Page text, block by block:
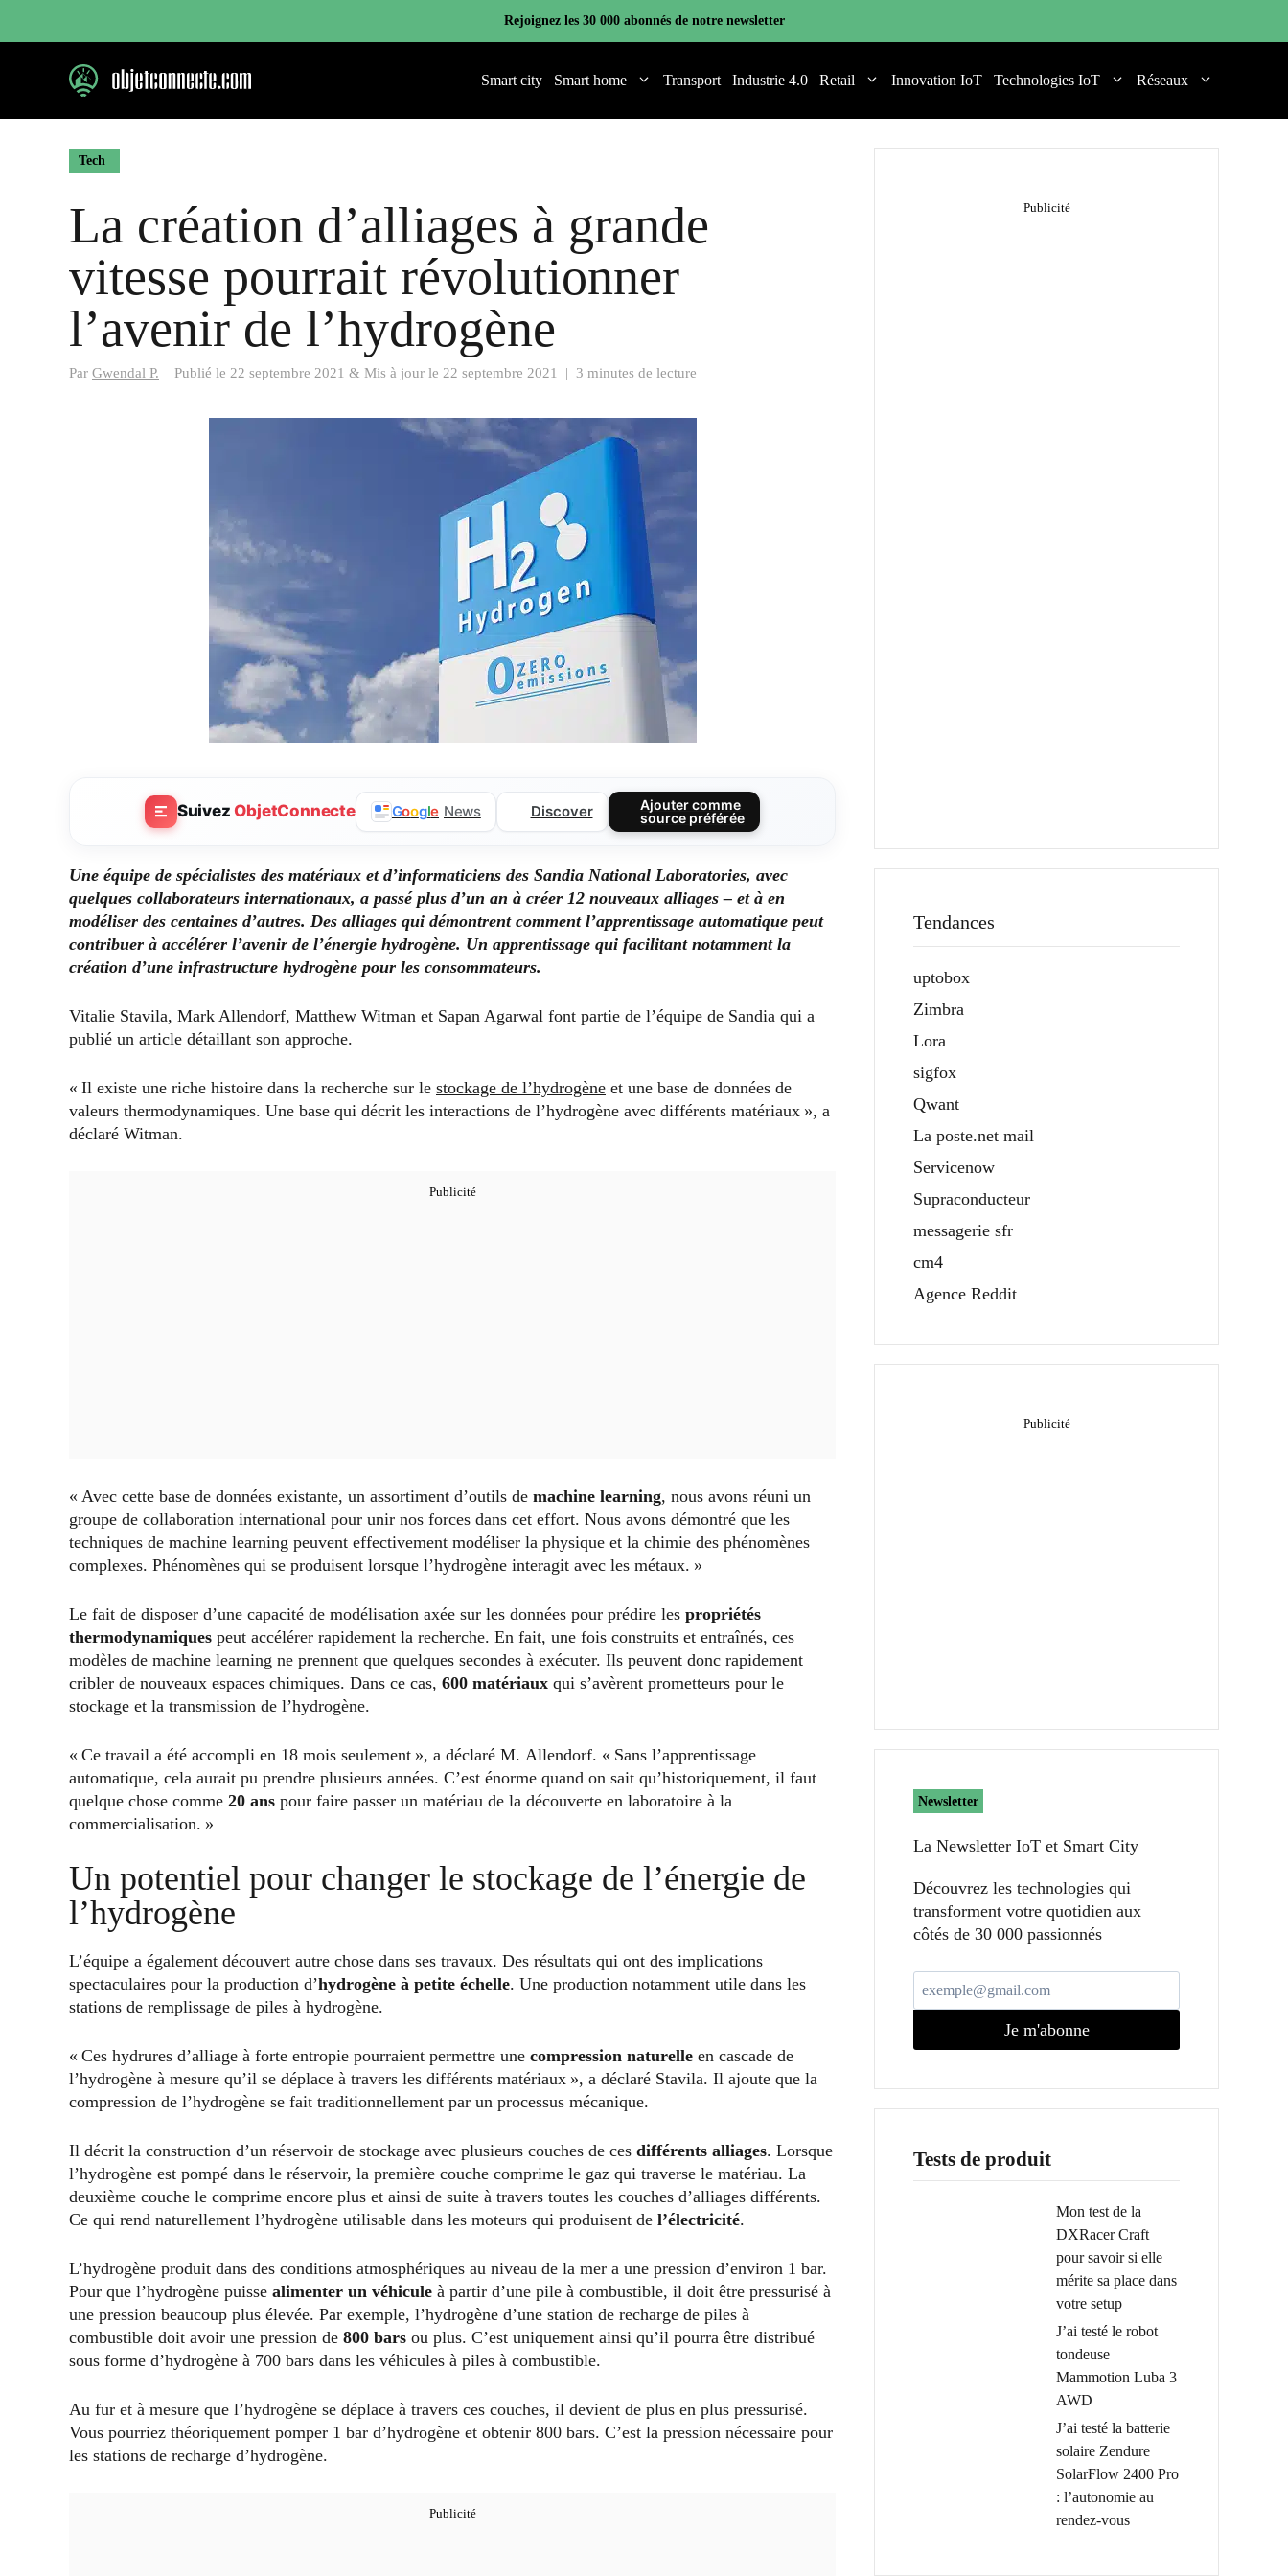
Rejoignez les 30 000 abonnés de notre newsletter
Smart city Smart home Transport Industrie 4.0 Retail Innovation IoT Technologies IoT Réseaux
Tech
La création d’alliages à grande
vitesse pourrait révolutionner
l’avenir de l’hydrogène
Par Gwendal P. Publié le 22 septembre 2021 & Mis à jour le 22 septembre 2021 | 3 minutes de lecture
SuivezObjetConnecte Google News Discover
Ajouter comme
source préférée
Une équipe de spécialistes des matériaux et d’informaticiens des Sandia National Laboratories, avec
quelques collaborateurs internationaux, a passé plus d’un an à créer 12 nouveaux alliages – et à en
modéliser des centaines d’autres. Des alliages qui démontrent comment l’apprentissage automatique peut
contribuer à accélérer l’avenir de l’énergie hydrogène. Un apprentissage qui facilitant notamment la
création d’une infrastructure hydrogène pour les consommateurs.
Vitalie Stavila, Mark Allendorf, Matthew Witman et Sapan Agarwal font partie de l’équipe de Sandia qui a
publié un article détaillant son approche.
« Il existe une riche histoire dans la recherche sur le stockage de l’hydrogène et une base de données de
valeurs thermodynamiques. Une base qui décrit les interactions de l’hydrogène avec différents matériaux », a
déclaré Witman.
« Avec cette base de données existante, un assortiment d’outils de machine learning, nous avons réuni un
groupe de collaboration international pour unir nos forces dans cet effort. Nous avons démontré que les
techniques de machine learning peuvent effectivement modéliser la physique et la chimie des phénomènes
complexes. Phénomènes qui se produisent lorsque l’hydrogène interagit avec les métaux. »
Le fait de disposer d’une capacité de modélisation axée sur les données pour prédire les propriétés
thermodynamiques peut accélérer rapidement la recherche. En fait, une fois construits et entraînés, ces
modèles de machine learning ne prennent que quelques secondes à exécuter. Ils peuvent donc rapidement
cribler de nouveaux espaces chimiques. Dans ce cas, 600 matériaux qui s’avèrent prometteurs pour le
stockage et la transmission de l’hydrogène.
« Ce travail a été accompli en 18 mois seulement », a déclaré M. Allendorf. « Sans l’apprentissage
automatique, cela aurait pu prendre plusieurs années. C’est énorme quand on sait qu’historiquement, il faut
quelque chose comme 20 ans pour faire passer un matériau de la découverte en laboratoire à la
commercialisation. »
Un potentiel pour changer le stockage de l’énergie de
l’hydrogène
L’équipe a également découvert autre chose dans ses travaux. Des résultats qui ont des implications
spectaculaires pour la production d’hydrogène à petite échelle. Une production notamment utile dans les
stations de remplissage de piles à hydrogène.
« Ces hydrures d’alliage à forte entropie pourraient permettre une compression naturelle en cascade de
l’hydrogène à mesure qu’il se déplace à travers les différents matériaux », a déclaré Stavila. Il ajoute que la
compression de l’hydrogène se fait traditionnellement par un processus mécanique.
Il décrit la construction d’un réservoir de stockage avec plusieurs couches de ces différents alliages. Lorsque
l’hydrogène est pompé dans le réservoir, la première couche comprime le gaz qui traverse le matériau. La
deuxième couche le comprime encore plus et ainsi de suite à travers toutes les couches d’alliages différents.
Ce qui rend naturellement l’hydrogène utilisable dans les moteurs qui produisent de l’électricité.
L’hydrogène produit dans des conditions atmosphériques au niveau de la mer a une pression d’environ 1 bar.
Pour que l’hydrogène puisse alimenter un véhicule à partir d’une pile à combustible, il doit être pressurisé à
une pression beaucoup plus élevée. Par exemple, l’hydrogène d’une station de recharge de piles à
combustible doit avoir une pression de 800 bars ou plus. C’est uniquement ainsi qu’il pourra être distribué
sous forme d’hydrogène à 700 bars dans les véhicules à piles à combustible.
Au fur et à mesure que l’hydrogène se déplace à travers ces couches, il devient de plus en plus pressurisé.
Vous pourriez théoriquement pomper 1 bar d’hydrogène et obtenir 800 bars. C’est la pression nécessaire pour
les stations de recharge d’hydrogène.
Tendances
uptobox
Zimbra
Lora
sigfox
Qwant
La poste.net mail
Servicenow
Supraconducteur
messagerie sfr
cm4
Agence Reddit
Newsletter
La Newsletter IoT et Smart City​
Découvrez les technologies qui
transforment votre quotidien aux
côtés de 30 000 passionnés
Je m'abonne
Tests de produit
Mon test de la
DXRacer Craft
pour savoir si elle
mérite sa place dans
votre setup
J’ai testé le robot
tondeuse
Mammotion Luba 3
AWD
J’ai testé la batterie
solaire Zendure
SolarFlow 2400 Pro
: l’autonomie au
rendez-vous